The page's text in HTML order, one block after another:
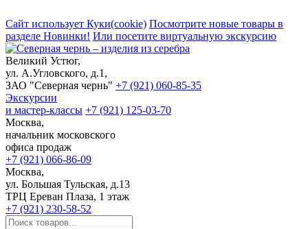
Сайт использует Куки(cookie) Посмотрите новые товары в
разделе Новинки! Или посетите виртуальную экскурсию
Великий Устюг,
ул. А.Угловского, д.1,
ЗАО "Северная чернь" +7 (921) 060-85-35
Экскурсии
и мастер-классы +7 (921) 125-03-70
Москва,
начальник московского
офиса продаж
+7 (921) 066-86-09
Москва,
ул. Большая Тульская, д.13
ТРЦ Ереван Плаза, 1 этаж
+7 (921) 230-58-52